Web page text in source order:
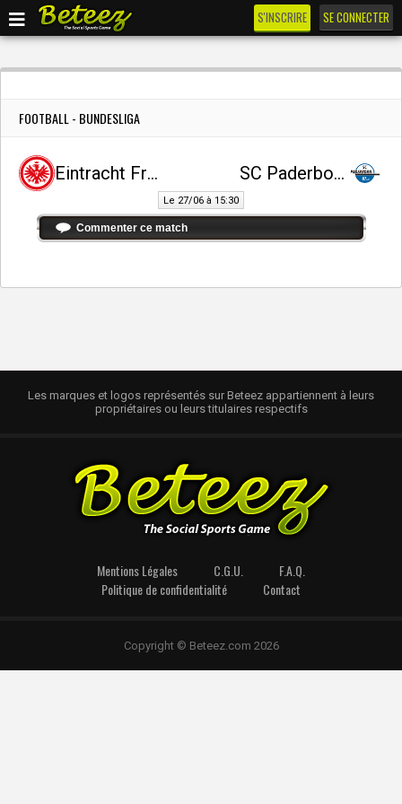
S'INSCRIRE SE CONNECTER
FOOTBALL - BUNDESLIGA
Eintracht Frankfurt SC Paderborn 07
Le 27/06 à 15:30
Commenter ce match
Les marques et logos représentés sur Beteez appartiennent à leurs
propriétaires ou leurs titulaires respectifs
Mentions Légales C.G.U.
F.A.Q.
Politique de confidentialité
Contact
Copyright © Beteez.com 2026